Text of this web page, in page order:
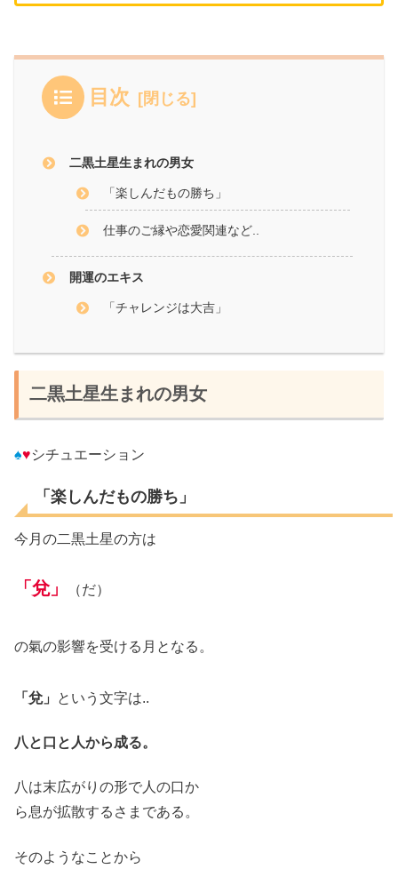
目次
二黒土星生まれの男女
「楽しんだもの勝ち」
仕事のご縁や恋愛関連など..
開運のエキス
「チャレンジは大吉」
二黒土星生まれの男女
♠♥シチュエーション
「楽しんだもの勝ち」
今月の二黒土星の方は
「兌」 （だ）
の氣の影響を受ける月となる。
「 兌」 という文字は..
八と口と人から成る。
八は末広がりの形で人の口か
ら息が拡散するさまである。
そのようなことから